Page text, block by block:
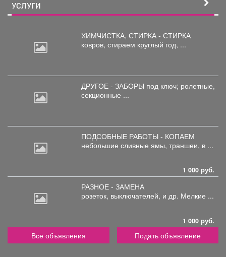
УСЛУГИ
ХИМЧИСТКА, СТИРКА - СТИРКА
ковров, стираем круглый год, ...
ДРУГОЕ - ЗАБОРЫ под ключ; ролетные,
секционные ...
ПОДСОБНЫЕ РАБОТЫ - КОПАЕМ
небольшие сливные ямы, траншеи, в ...
1 000 руб.
РАЗНОЕ - ЗАМЕНА
розеток, выключателей, и др. Мелкие ...
1 000 руб.
Все объявления Подать объявление